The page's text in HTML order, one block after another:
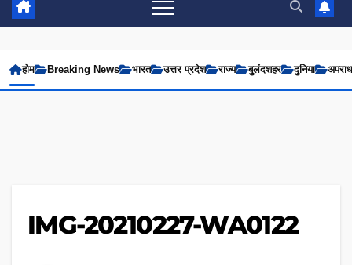
होम Breaking News भारत उत्तर प्रदेश राज्य बुलंदशहर दुनिया अपराध
IMG-20210227-WA0122